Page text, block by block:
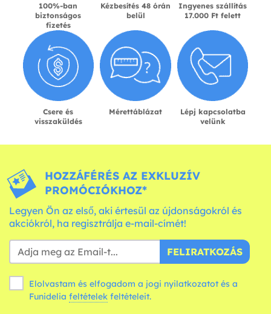
100%-ban
biztonságos
fizetés
Kézbesítés 48 órán
belül
Ingyenes szállítás
17.000 Ft felett
Csere és
visszaküldés
Mérettáblázat
Lépj kapcsolatba
velünk
HOZZÁFÉRÉS AZ EXKLUZÍV
PROMÓCIÓKHOZ*
Legyen Ön az első, aki értesül az újdonságokról és
akciókról, ha regisztrálja e-mail-címét!
FELIRATKOZÁS
Elolvastam és elfogadom a jogi nyilatkozatot és a
Funidelia feltételek feltételeit.